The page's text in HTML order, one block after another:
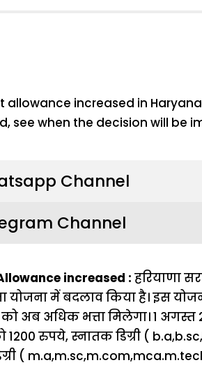
Channel
Channel
increased : हरियाणा
योजना में बदलाव किया है। इस
अब अधिक भत्ता मिलेगा। 1
1200 रुपये, स्नातक डिग्री (
(